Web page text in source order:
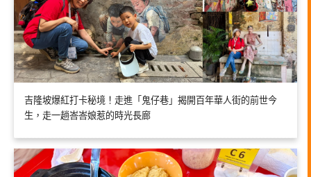
吉隆坡爆紅打卡秘境！走進「鬼仔巷」揭開百年華人街的前世今
生，走一趟峇峇娘惹的時光長廊